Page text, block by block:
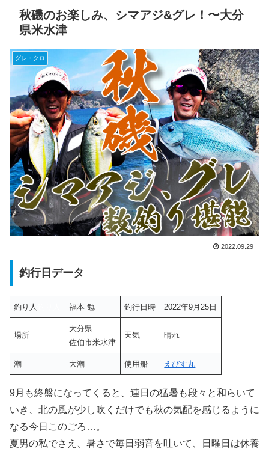
秋磯のお楽しみ、シマアジ&グレ！〜大分
県米水津
グレ・クロ
2022.09.29
釣行日データ
釣り人 福本 勉 釣行日時 2022年9月25日
場所
大分県
佐伯市米水津
天気 晴れ
潮 大潮 使用船 えびす丸
9月も終盤になってくると、連日の猛暑も段々と和らいて
いき、北の風が少し吹くだけでも秋の気配を感じるように
なる今日このごろ…。
夏男の私でさえ、暑さで毎日弱音を吐いて、日曜日は休養